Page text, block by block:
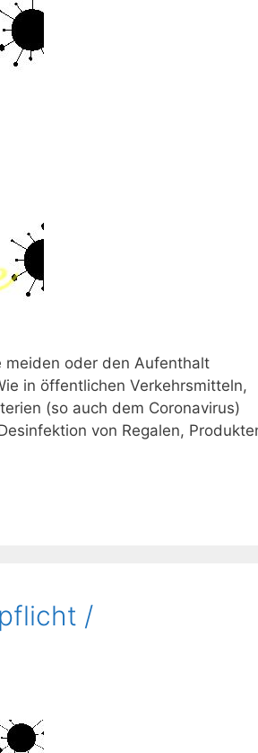
meiden oder den Aufenthalt
in öffentlichen Verkehrsmitteln,
(so auch dem Coronavirus)
von Regalen,
/